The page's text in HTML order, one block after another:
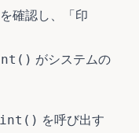
確認し、「印
がシステムの
を呼び出す